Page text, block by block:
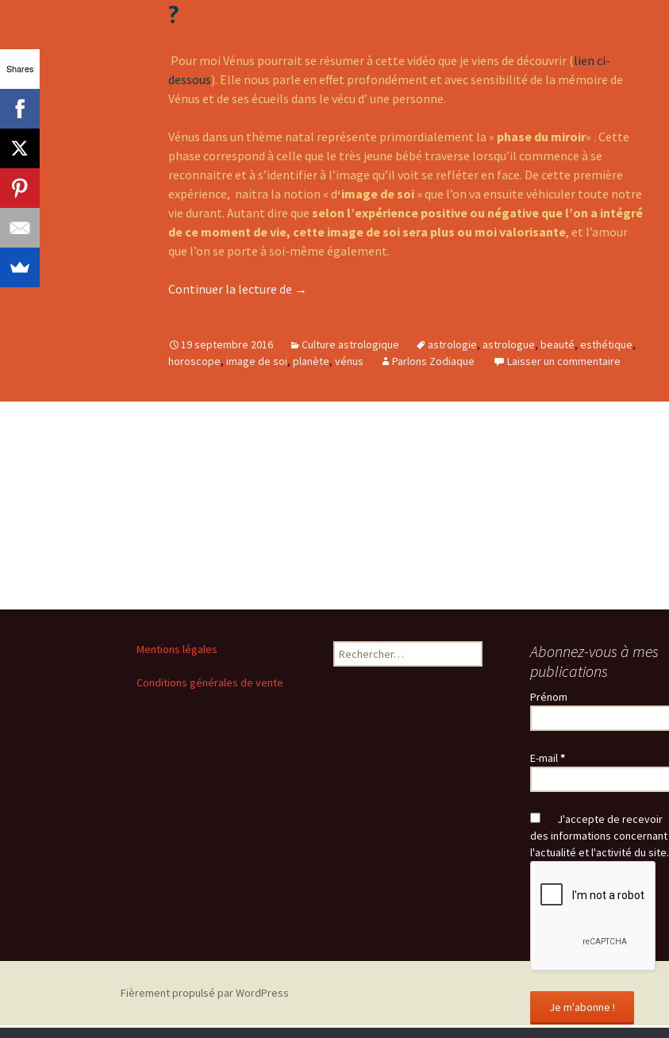
?
Pour moi Vénus pourrait se résumer à cette vidéo que je viens de découvrir (lien ci-
dessous). Elle nous parle en effet profondément et avec sensibilité de la mémoire de
Vénus et de ses écueils dans le vécu d’ une personne.
Vénus dans un thème natal représente primordialement la « phase du miroir« . Cette
phase correspond à celle que le très jeune bébé traverse lorsqu’il commence à se
reconnaitre et à s’identifier à l’image qu’il voit se refléter en face. De cette première
expérience, naitra la notion « d‘image de soi » que l’on va ensuite véhiculer toute notre
vie durant. Autant dire que selon l’expérience positive ou négative que l’on a intégré
de ce moment de vie, cette image de soi sera plus ou moi valorisante, et l’amour
que l’on se porte à soi-même également.
Continuer la lecture de Vénus, l’amour de soi, l’amour des autres
→
19 septembre 2016 Culture astrologique astrologie, astrologue, beauté, esthétique,
horoscope, image de soi, planète, vénus Parlons Zodiaque Laisser un commentaire
Mentions légales
Conditions générales de vente
Rechercher :
Abonnez-vous à mes
publications
Prénom
E-mail*
J'accepte de recevoir
des informations concernant
l'actualité et l'activité du site.
Fièrement propulsé par WordPress
Shares